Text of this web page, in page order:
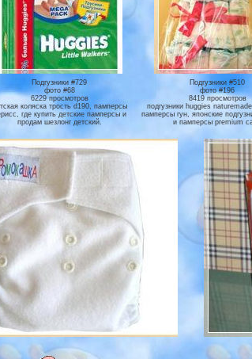
Подгузники #729
фото #68
6229 просмотров
коляска трость d190, памперсы
где купить детские памперсы и
продам шезлонг детский.
Подгузники #510
фото #196
8419 просмотров
подгузники huggies
памперсы гун, японские
и памперсы premium